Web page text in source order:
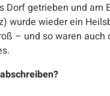
Dorf getrieben und am
wurde wieder ein
– und so waren auch